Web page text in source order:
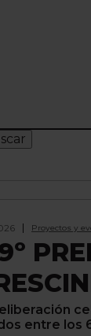
Proyectos y
entre los